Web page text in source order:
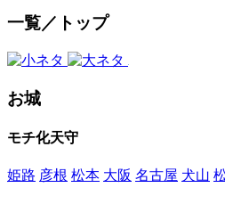
一覧／トップ
お城
モチ化天守
姫路 彦根 松本 大阪 名古屋 犬山